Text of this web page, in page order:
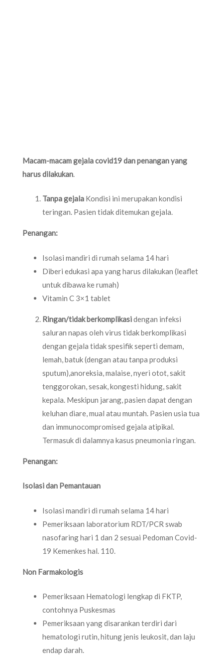
Macam-macam gejala covid19 dan penangan yang
harus dilakukan
Tanpa gejala Kondisi ini merupakan kondisi
teringan. Pasien tidak ditemukan gejala.
Penangan:
Isolasi mandiri di rumah selama 14 hari
Diberi edukasi apa yang harus dilakukan (leaflet
untuk dibawa ke rumah)
Vitamin C 3×1 tablet
Ringan/tidak berkomplikasidengan infeksi
saluran napas oleh virus tidak berkomplikasi
dengan gejala tidak spesifik seperti demam,
lemah, batuk (dengan atau tanpa produksi
sputum),anoreksia, malaise, nyeri otot, sakit
tenggorokan, sesak, kongesti hidung, sakit
kepala. Meskipun jarang, pasien dapat dengan
keluhan diare, mual atau muntah. Pasien usia tua
dan immunocompromised gejala atipikal.
Termasuk di dalamnya kasus pneumonia ringan.
Penangan:
Isolasi dan Pemantauan
Isolasi mandiri di rumah selama 14 hari
Pemeriksaan laboratorium RDT/PCR swab
nasofaring hari 1 dan 2 sesuai Pedoman Covid-
19 Kemenkes hal. 110.
Non Farmakologis
Pemeriksaan Hematologi lengkap di FKTP,
contohnya Puskesmas
Pemeriksaan yang disarankan terdiri dari
hematologi rutin, hitung jenis leukosit, dan laju
endap darah.